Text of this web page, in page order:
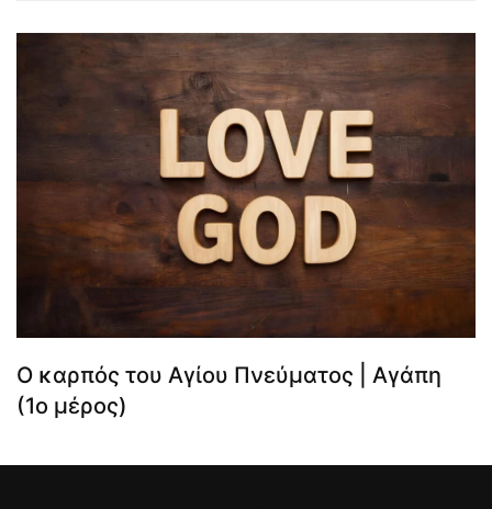
Ο καρπός του Αγίου Πνεύματος | Αγάπη
(1ο μέρος)